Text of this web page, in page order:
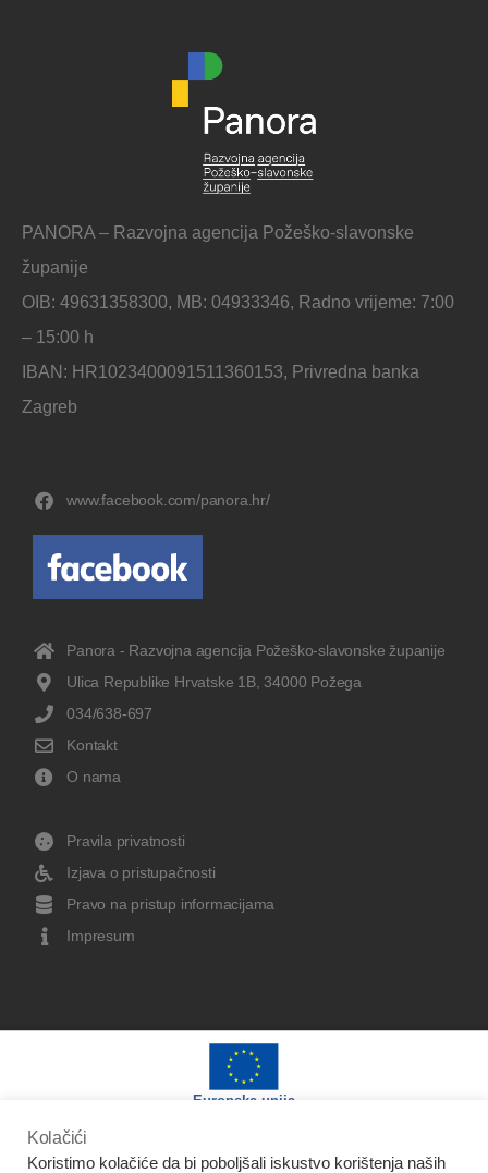
PANORA – Razvojna agencija Požeško-slavonske
županije
OIB: 49631358300, MB: 04933346, Radno vrijeme: 7:00
– 15:00 h
IBAN: HR1023400091511360153, Privredna banka
Zagreb
www.facebook.com/panora.hr/
Panora - Razvojna agencija Požeško-slavonske županije
Ulica Republike Hrvatske 1B, 34000 Požega
034/638-697
Kontakt
O nama
Pravila privatnosti
Izjava o pristupačnosti
Pravo na pristup informacijama
Impresum
Europska unija
Kolačići
Koristimo kolačiće da bi poboljšali iskustvo korištenja naših